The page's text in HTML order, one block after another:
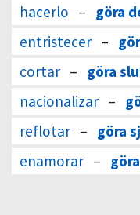
hacerlo – göra
entristecer –
cortar – göra
nacionalizar –
reflotar – göra
enamorar –